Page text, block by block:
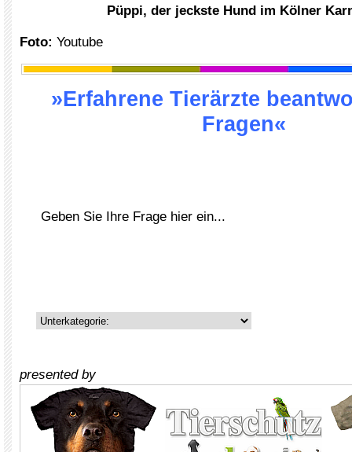
Püppi, der jeckste Hund im Kölner
Foto: Youtube
»Erfahrene Tierärzte
Fragen«
presented by